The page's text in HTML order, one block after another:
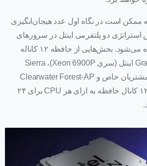
۱۶ کاناله ممکن است در نگاه اول عدد هیجان‌انگیزی
استراتژی دو پلتفرمی اینتل در سرورهای
دیتاسنترها به خوبی دیده می‌شود. بخش‌هایی از حافظه ۱۲ کاناله
مانند Granite Rapids-AP اینتل (سری Xeon 6900P)، Sierra
Forest-AP مخصوص مشتریان خاص و Clearwater Forest-AP
آینده، از پلتفرم‌هایی با ۱۲ کانال حافظه به ازای هر CPU برای ۲۴